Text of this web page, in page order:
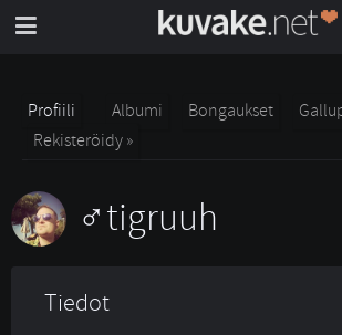
Profiili Albumi Bongaukset
Rekisteröidy »
tigruuh
Tiedot